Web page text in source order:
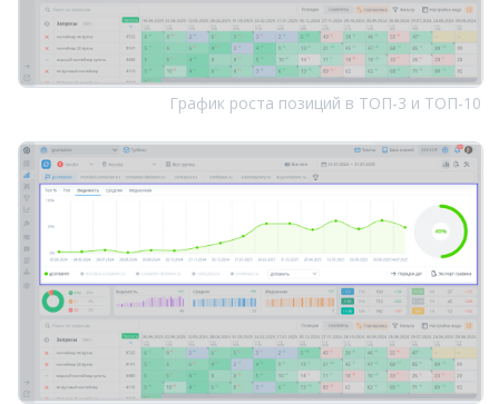
График роста позиций в ТОП-3 и ТОП-10